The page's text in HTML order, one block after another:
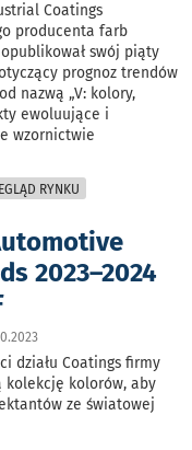
Coatings
producenta farb
swój piąty
prognoz trendów
nazwą „V: kolory,
ewoluujące i
wzornictwie
RYNKU
2023–2024
działu Coatings firmy
kolekcję kolorów, aby
ze światowej